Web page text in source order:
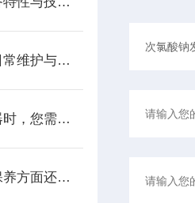
次氯酸钠发生器的日常维护与保养是非常重要的
选购次氯酸钠发生器时，您需要考虑以下几个关键因素
次氯酸钠发生器在保养方面还是有些建议的